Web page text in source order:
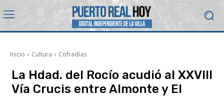
Inicio Cultura Cofradías
La Hdad. del Rocío acudió al XXVIII
Vía Crucis entre Almonte y El